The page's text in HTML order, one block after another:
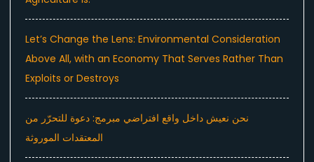
Let’s Change the Lens: Environmental Consideration
Above All, with an Economy That Serves Rather Than
Exploits or Destroys
نحن نعيش داخل واقع افتراضي مبرمج: دعوة للتحرّر من
المعتقدات الموروثة